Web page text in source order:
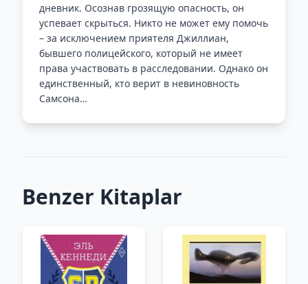
дневник. Осознав грозящую опасность, он
успевает скрыться. Никто не может ему помочь
– за исключением приятеля Джиллиан,
бывшего полицейского, который не имеет
права участвовать в расследовании. Однако он
единственный, кто верит в невиновность
Самсона…
Benzer Kitaplar